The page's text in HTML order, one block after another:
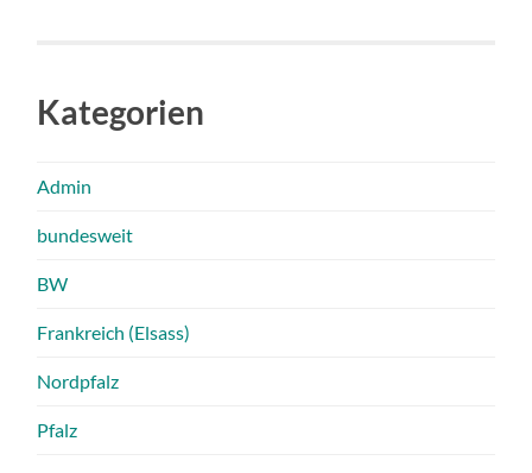
Kategorien
Admin
bundesweit
BW
Frankreich (Elsass)
Nordpfalz
Pfalz